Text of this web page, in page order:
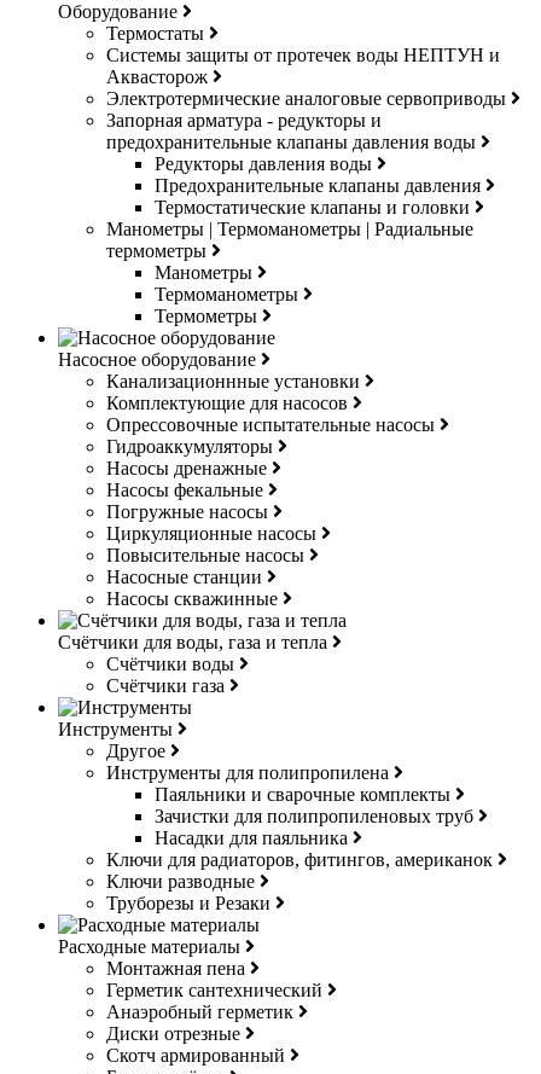
Оборудование
Термостаты
Системы защиты от протечек воды НЕПТУН и
Аквасторож
Электротермические аналоговые сервоприводы
Запорная арматура - редукторы и
предохранительные клапаны давления воды
Редукторы давления воды
Предохранительные клапаны давления
Термостатические клапаны и головки
Манометры | Термоманометры | Радиальные
термометры
Манометры
Термоманометры
Термометры
Насосное оборудование
Канализационнные установки
Комплектующие для насосов
Опрессовочные испытательные насосы
Гидроаккумуляторы
Насосы дренажные
Насосы фекальные
Погружные насосы
Циркуляционные насосы
Повысительные насосы
Насосные станции
Насосы скважинные
Счётчики для воды, газа и тепла
Счётчики воды
Счётчики газа
Инструменты
Другое
Инструменты для полипропилена
Паяльники и сварочные комплекты
Зачистки для полипропиленовых труб
Насадки для паяльника
Ключи для радиаторов, фитингов, американок
Ключи разводные
Труборезы и Резаки
Расходные материалы
Монтажная пена
Герметик сантехнический
Анаэробный герметик
Диски отрезные
Скотч армированный